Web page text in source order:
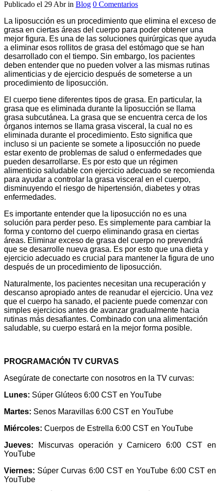
Publicado el 29 Abrin Blog 0 Comentarios
La liposucción es un procedimiento que elimina el exceso de
grasa en ciertas áreas del cuerpo para poder obtener una
mejor figura. Es una de las soluciones quirúrgicas que ayuda
a eliminar esos rollitos de grasa del estómago que se han
desarrollado con el tiempo. Sin embargo, los pacientes
deben entender que no pueden volver a las mismas rutinas
alimenticias y de ejercicio después de someterse a un
procedimiento de liposucción.
El cuerpo tiene diferentes tipos de grasa. En particular, la
grasa que es eliminada durante la liposucción se llama
grasa subcutánea. La grasa que se encuentra cerca de los
órganos internos se llama grasa visceral, la cual no es
eliminada durante el procedimiento. Esto significa que
incluso si un paciente se somete a liposucción no puede
estar exento de problemas de salud o enfermedades que
pueden desarrollarse. Es por esto que un régimen
alimenticio saludable con ejercicio adecuado se recomienda
para ayudar a controlar la grasa visceral en el cuerpo,
disminuyendo el riesgo de hipertensión, diabetes y otras
enfermedades.
Es importante entender que la liposucción no es una
solución para perder peso. Es simplemente para cambiar la
forma y contorno del cuerpo eliminando grasa en ciertas
áreas. Eliminar exceso de grasa del cuerpo no prevendrá
que se desarrolle nueva grasa. Es por esto que una dieta y
ejercicio adecuado es crucial para mantener la figura de uno
después de un procedimiento de liposucción.
Naturalmente, los pacientes necesitan una recuperación y
descanso apropiado antes de reanudar el ejercicio. Una vez
que el cuerpo ha sanado, el paciente puede comenzar con
simples ejercicios antes de avanzar gradualmente hacia
rutinas más desafiantes. Combinado con una alimentación
saludable, su cuerpo estará en la mejor forma posible.
PROGRAMACIÓN TV CURVAS
Asegúrate de conectarte con nosotros en la TV curvas:
Lunes: Súper Glúteos 6:00 CST en YouTube
Martes: Senos Maravillas 6:00 CST en YouTube
Miércoles: Cuerpos de Estrella 6:00 CST en YouTube
Jueves: Miscurvas operación y Carnicero 6:00 CST en
YouTube
Viernes: Súper Curvas 6:00 CST en YouTube 6:00 CST en
YouTube